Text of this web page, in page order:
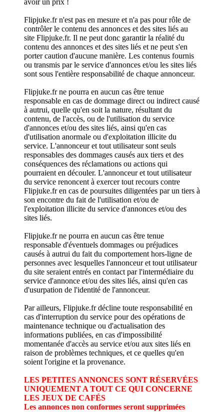
avoir un prix !
Flipjuke.fr n'est pas en mesure et n'a pas pour rôle de
contrôler le contenu des annonces et des sites liés au
site Flipjuke.fr. Il ne peut donc garantir la réalité du
contenu des annonces et des sites liés et ne peut s'en
porter caution d'aucune manière. Les contenus fournis
ou transmis par le service d'annonces et/ou les sites liés
sont sous l'entière responsabilité de chaque annonceur.
Flipjuke.fr ne pourra en aucun cas être tenue
responsable en cas de dommage direct ou indirect causé
à autrui, quelle qu'en soit la nature, résultant du
contenu, de l'accès, ou de l'utilisation du service
d'annonces et/ou des sites liés, ainsi qu'en cas
d'utilisation anormale ou d'exploitation illicite du
service. L'annonceur et tout utilisateur sont seuls
responsables des dommages causés aux tiers et des
conséquences des réclamations ou actions qui
pourraient en découler. L'annonceur et tout utilisateur
du service renoncent à exercer tout recours contre
Flipjuke.fr en cas de poursuites diligentées par un tiers à
son encontre du fait de l'utilisation et/ou de
l'exploitation illicite du service d'annonces et/ou des
sites liés.
Flipjuke.fr ne pourra en aucun cas être tenue
responsable d'éventuels dommages ou préjudices
causés à autrui du fait du comportement hors-ligne de
personnes avec lesquelles l'annonceur et tout utilisateur
du site seraient entrés en contact par l'intermédiaire du
service d'annonce et/ou des sites liés, ainsi qu'en cas
d'usurpation de l'identité de l'annonceur.
Par ailleurs, Flipjuke.fr décline toute responsabilité en
cas d'interruption du service pour des opérations de
maintenance technique ou d'actualisation des
informations publiées, en cas d'impossibilité
momentanée d'accès au service et/ou aux sites liés en
raison de problèmes techniques, et ce quelles qu'en
soient l'origine et la provenance.
LES PETITES ANNONCES SONT RÉSERVÉES
UNIQUEMENT A TOUT CE QUI CONCERNE
LES JEUX DE CAFÉS
Les annonces non conformes seront supprimées